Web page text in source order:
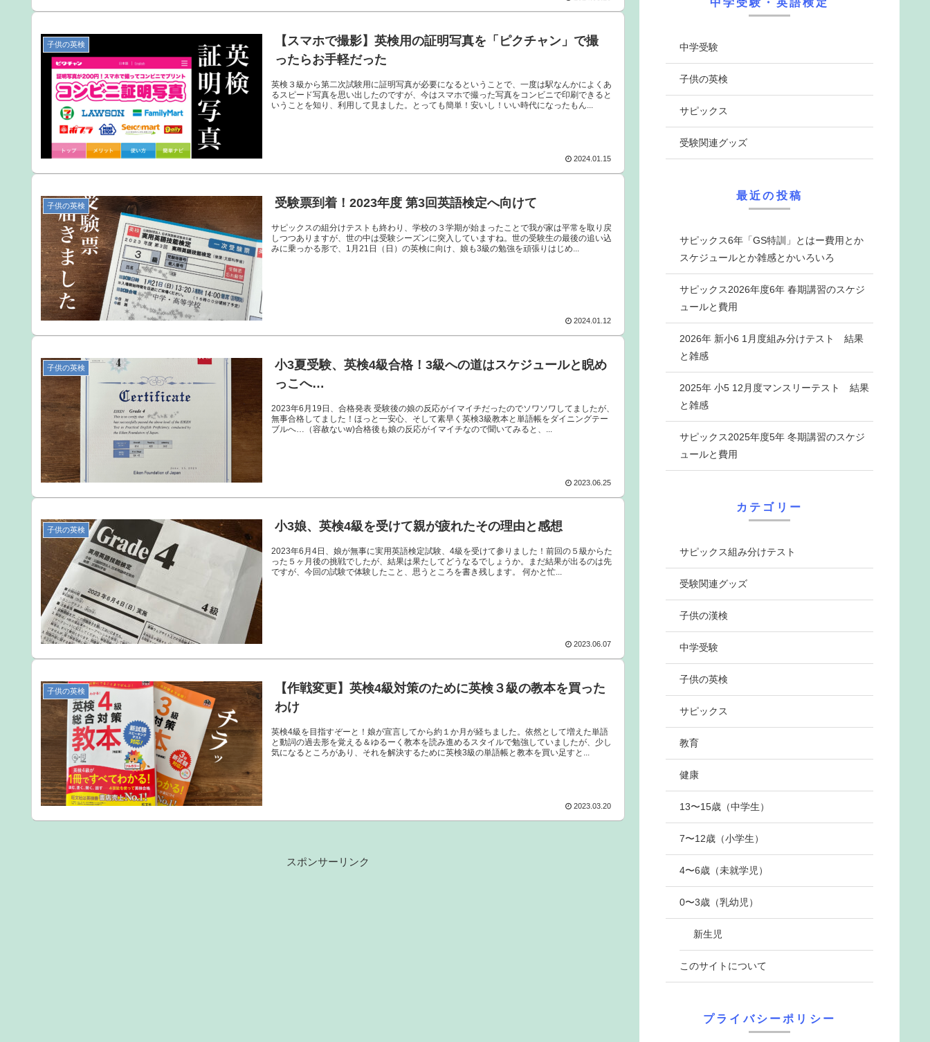
子供の英検
【スマホで撮影】英検用の証明写真を「ピクチャン」で撮
ったらお手軽だった
英検３級から第二次試験用に証明写真が必要になるということで、一度は駅なんかによくあ
るスピード写真を思い出したのですが、今はスマホで撮った写真をコンビニで印刷できると
いうことを知り、利用して見ました。とっても簡単！安いし！いい時代になったもん...
2024.01.15
子供の英検 受験票到着！2023年度 第3回英語検定へ向けて
サピックスの組分けテストも終わり、学校の３学期が始まったことで我が家は平常を取り戻
しつつありますが、世の中は受験シーズンに突入していますね。世の受験生の最後の追い込
みに乗っかる形で、1月21日（日）の英検に向け、娘も3級の勉強を頑張りはじめ...
2024.01.12
子供の英検
小3夏受験、英検4級合格！3級への道はスケジュールと睨め
っこへ…
2023年6月19日、合格発表 受験後の娘の反応がイマイチだったのでソワソワしてましたが、
無事合格してました！ほっと一安心、そして素早く英検3級教本と単語帳をダイニングテー
ブルへ…（容赦ないw)合格後も娘の反応がイマイチなので聞いてみると、...
2023.06.25
子供の英検 小3娘、英検4級を受けて親が疲れたその理由と感想
2023年6月4日、娘が無事に実用英語検定試験、4級を受けて参りました！前回の５級からた
った５ヶ月後の挑戦でしたが、結果は果たしてどうなるでしょうか。まだ結果が出るのは先
ですが、今回の試験で体験したこと、思うところを書き残します。 何かと忙...
2023.06.07
子供の英検
【作戦変更】英検4級対策のために英検３級の教本を買った
わけ
英検4級を目指すぞーと！娘が宣言してから約１か月が経ちました。依然として増えた単語
と動詞の過去形を覚える＆ゆるーく教本を読み進めるスタイルで勉強していましたが、少し
気になるところがあり、それを解決するために英検3級の単語帳と教本を買い足すと...
2023.03.20
スポンサーリンク
中学受験
子供の英検
サピックス
受験関連グッズ
最近の投稿
サピックス6年「GS特訓」とはー費用とか
スケジュールとか雑感とかいろいろ
サピックス2026年度6年 春期講習のスケジ
ュールと費用
2026年 新小6 1月度組み分けテスト 結果
と雑感
2025年 小5 12月度マンスリーテスト 結果
と雑感
サピックス2025年度5年 冬期講習のスケジ
ュールと費用
カテゴリー
サピックス組み分けテスト
受験関連グッズ
子供の漢検
中学受験
子供の英検
サピックス
教育
健康
13〜15歳（中学生）
7〜12歳（小学生）
4〜6歳（未就学児）
0〜3歳（乳幼児）
新生児
このサイトについて
プライバシーポリシー